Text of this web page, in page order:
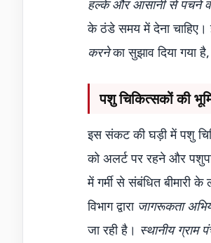
हल्के और आसानी से पचने
के ठंडे समय में देना
करनेका सुझाव दिया गया
पशु चिकित्सकों की
इस संकट की घड़ी में पशु
को अलर्ट पर रहने और
में गर्मी से संबंधित बीमारी
विभाग द्वारा जागरूकता
जा रही है। स्थानीय ग्राम